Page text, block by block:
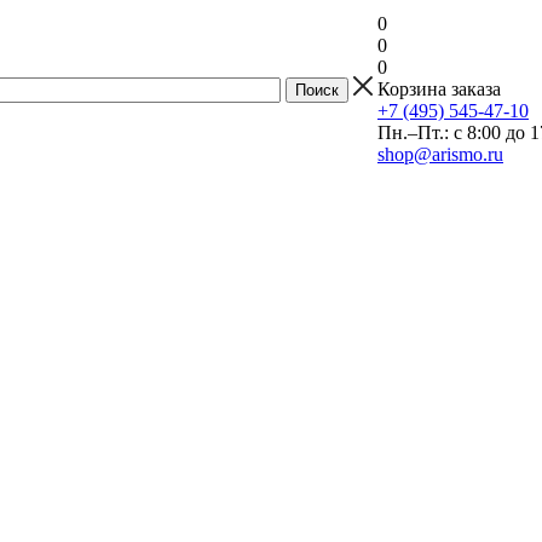
0
0
0
Корзина заказа
+7 (495) 545-47-10
Пн.–Пт.: с 8:00 до
shop@arismo.ru